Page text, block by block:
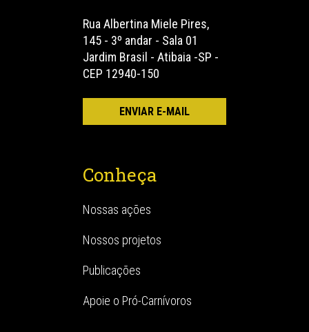
Rua Albertina Miele Pires,
145 - 3º andar - Sala 01
Jardim Brasil - Atibaia -SP -
CEP 12940-150
Conheça
Nossas ações
Nossos projetos
Publicações
Apoie o Pró-Carnívoros